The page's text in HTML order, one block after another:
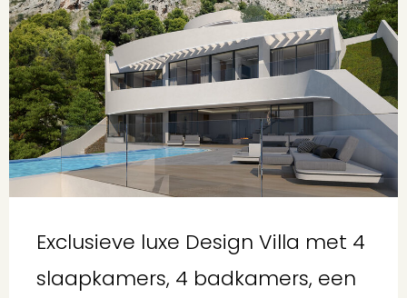
Exclusieve luxe Design Villa met 4
slaapkamers, 4 badkamers, een